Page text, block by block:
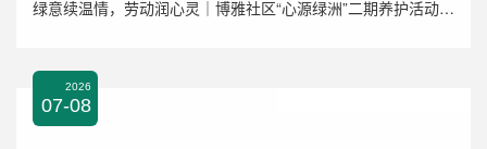
绿意续温情，劳动润心灵｜博雅社区“心源绿洲”二期养护活动温暖落幕
2026
07-08